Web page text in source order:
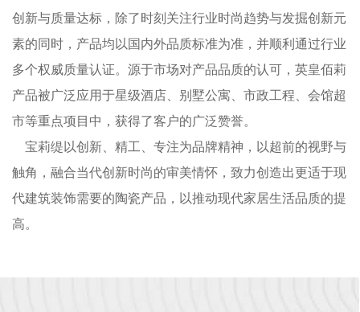
创新与质量达标，除了时刻关注行业时尚趋势与发掘创新元
素的同时，产品均以国内外品质标准为准，并顺利通过行业
多个权威质量认证。源于市场对产品品质的认可，英皇佰莉
产品被广泛应用于星级酒店、别墅公寓、市政工程、会馆超
市等重点项目中，获得了客户的广泛赞誉。
宝莉缇以创新、精工、专注为品牌精神，以超前的视野与
触角，融合当代创新时尚的审美情怀，致力创造出更适于现
代建筑装饰需要的陶瓷产品，以推动现代家居生活品质的提
高。